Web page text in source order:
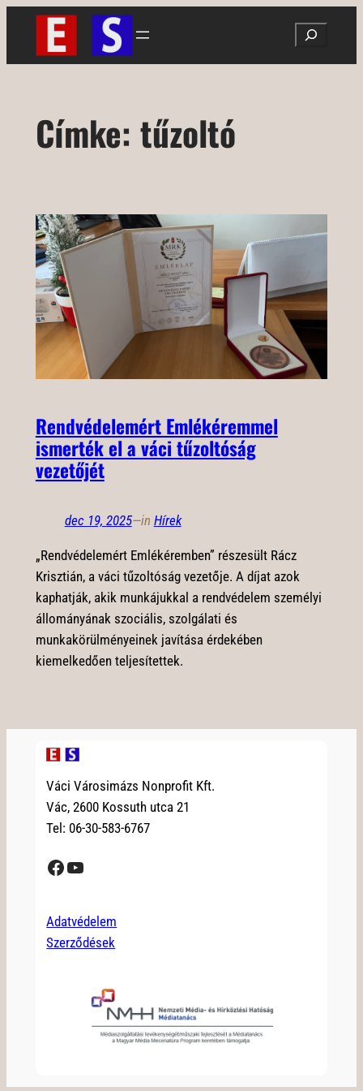
Ugrás
tartalomhoz
Search
Címke: tűzoltó
Rendvédelemért Emlékéremmel
ismerték el a váci tűzoltóság
vezetőjét
dec 19, 2025—in Hírek
„Rendvédelemért Emlékéremben” részesült Rácz
Krisztián, a váci tűzoltóság vezetője. A díjat azok
kaphatják, akik munkájukkal a rendvédelem személyi
állományának szociális, szolgálati és
munkakörülményeinek javítása érdekében
kiemelkedően teljesítettek.
Váci Városimázs Nonprofit Kft.
Vác, 2600 Kossuth utca 21
Tel: 06-30-583-6767
Facebook YouTube
Adatvédelem
Szerződések